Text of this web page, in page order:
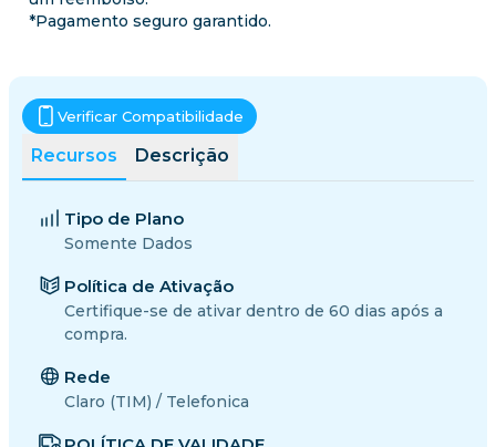
*Pagamento seguro garantido.
Recursos Descrição
Verificar Compatibilidade
Tipo de Plano
Somente Dados
Política de Ativação
Certifique-se de ativar dentro de 60 dias após a
compra.
Rede
Claro (TIM) / Telefonica